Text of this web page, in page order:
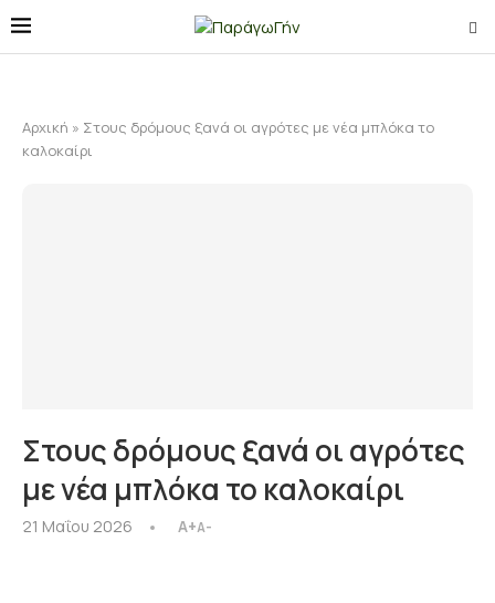
Αρχική » Στους δρόμους ξανά οι αγρότες με νέα μπλόκα το
καλοκαίρι
Στους δρόμους ξανά οι αγρότες
με νέα μπλόκα το καλοκαίρι
21 Μαΐου 2026 A+A-